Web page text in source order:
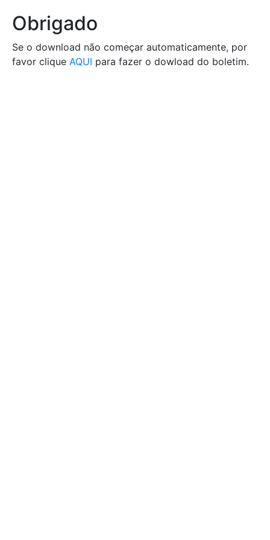
Obrigado
Se o download não começar automaticamente, por
favor clique AQUI para fazer o dowload do boletim.